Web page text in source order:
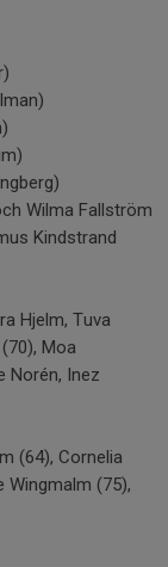
Wilma Fallström
Kindstrand
Hjelm, Tuva
Moa
Norén, Inez
(64), Cornelia
Wingmalm (75),